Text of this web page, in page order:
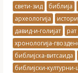
свети-зид библија
археологија
давид-и-голијат
рат
хронологија-
библијска-витсаида
библијски-културни-